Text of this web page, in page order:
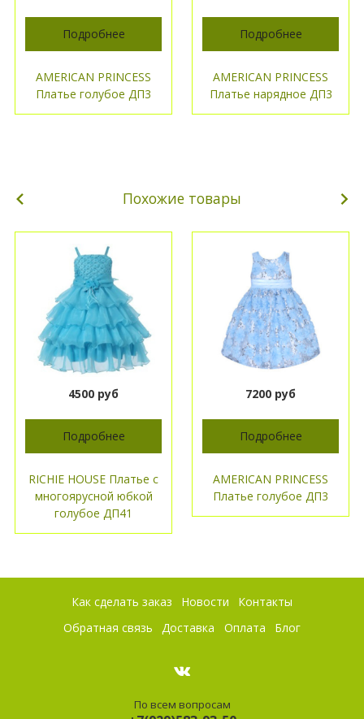
Подробнее
AMERICAN PRINCESS
Платье голубое ДП3
Подробнее
AMERICAN PRINCESS
Платье нарядное ДП3
Похожие товары
4500 руб
Подробнее
RICHIE HOUSE Платье с
многоярусной юбкой
голубое ДП41
7200 руб
Подробнее
AMERICAN PRINCESS
Платье голубое ДП3
Как сделать заказ Новости
Контакты
Обратная связь
Доставка Оплата Блог
По всем вопросам